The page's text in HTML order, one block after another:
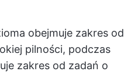
obejmuje zakres od
pilności, podczas
zakres od zadań o